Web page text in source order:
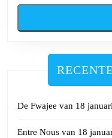
De Fwajee van 18
Entre Nous van 18